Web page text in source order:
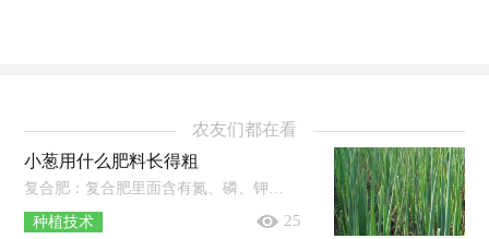
农友们都在看
小葱用什么肥料长得粗
复合肥：复合肥里面含有氮、磷、钾元素，使用时可以直接添加在土壤里，等到土壤吸收之后小葱就可以吸收。豆饼肥：豆饼肥使用时先将其捣碎...
种植技术 25